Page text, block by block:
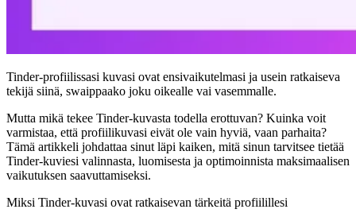
Tinder-profiilissasi kuvasi ovat ensivaikutelmasi ja usein ratkaiseva
tekijä siinä, swaippaako joku oikealle vai vasemmalle.
Mutta mikä tekee Tinder-kuvasta todella erottuvan? Kuinka voit
varmistaa, että profiilikuvasi eivät ole vain hyviä, vaan parhaita?
Tämä artikkeli johdattaa sinut läpi kaiken, mitä sinun tarvitsee tietää
Tinder-kuviesi valinnasta, luomisesta ja optimoinnista maksimaalisen
vaikutuksen saavuttamiseksi.
Miksi Tinder-kuvasi ovat ratkaisevan tärkeitä profiilillesi